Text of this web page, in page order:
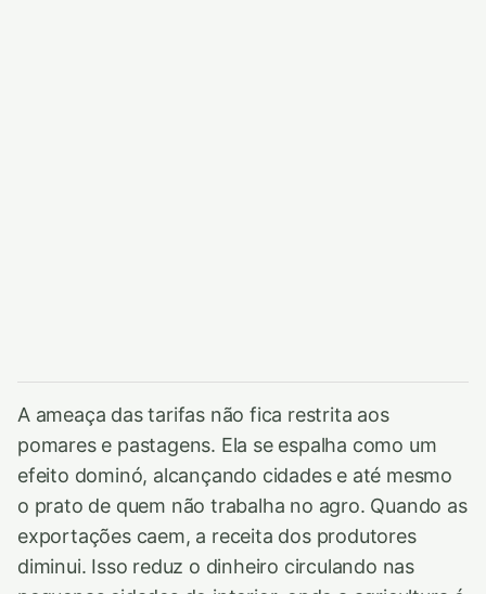
A ameaça das tarifas não fica restrita aos
pomares e pastagens. Ela se espalha como um
efeito dominó, alcançando cidades e até mesmo
o prato de quem não trabalha no agro. Quando as
exportações caem, a receita dos produtores
diminui. Isso reduz o dinheiro circulando nas